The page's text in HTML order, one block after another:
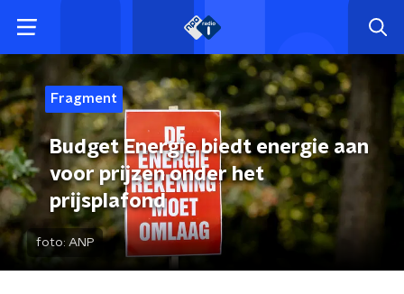
Fragment
Budget Energie biedt energie aan
voor prijzen onder het
prijsplafond
foto: ANP